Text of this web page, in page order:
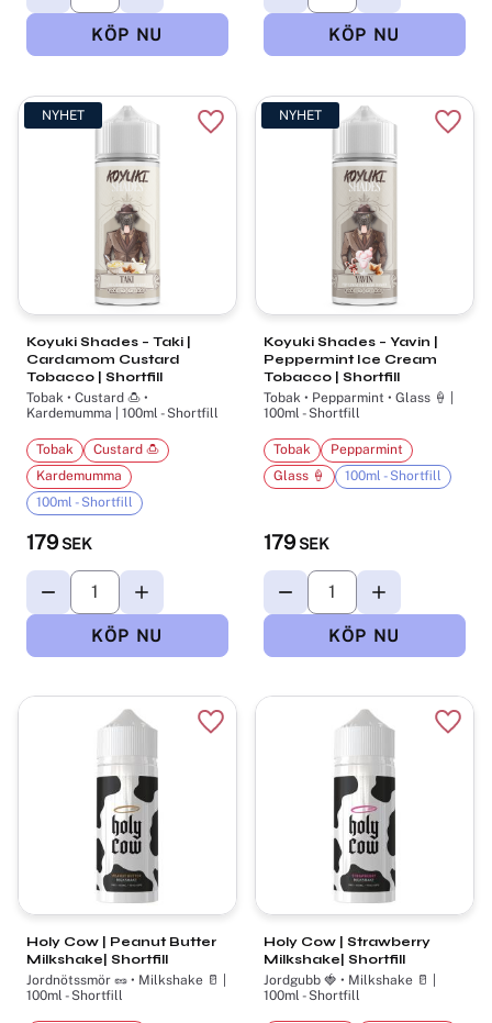
Koyuki Shades – Taki |
Cardamom Custard
Tobacco | Shortfill
Tobak • Custard 🍮 •
Kardemumma | 100ml - Shortfill
179 SEK
Tobak
Custard 🍮
Kardemumma
100ml - Shortfill
NYHET
Lägg till i favoriter
Koyuki Shades – Yavin |
Peppermint Ice Cream
Tobacco | Shortfill
Tobak • Pepparmint • Glass 🍦 |
100ml - Shortfill
179 SEK
Tobak
Pepparmint
Glass 🍦
100ml - Shortfill
NYHET
Holy Cow | Peanut Butter
Milkshake| Shortfill
Jordnötssmör 🥜 • Milkshake 🥛 |
100ml - Shortfill
Lägg till i favoriter
Holy Cow | Strawberry
Milkshake| Shortfill
Jordgubb 🍓 • Milkshake 🥛 |
100ml - Shortfill